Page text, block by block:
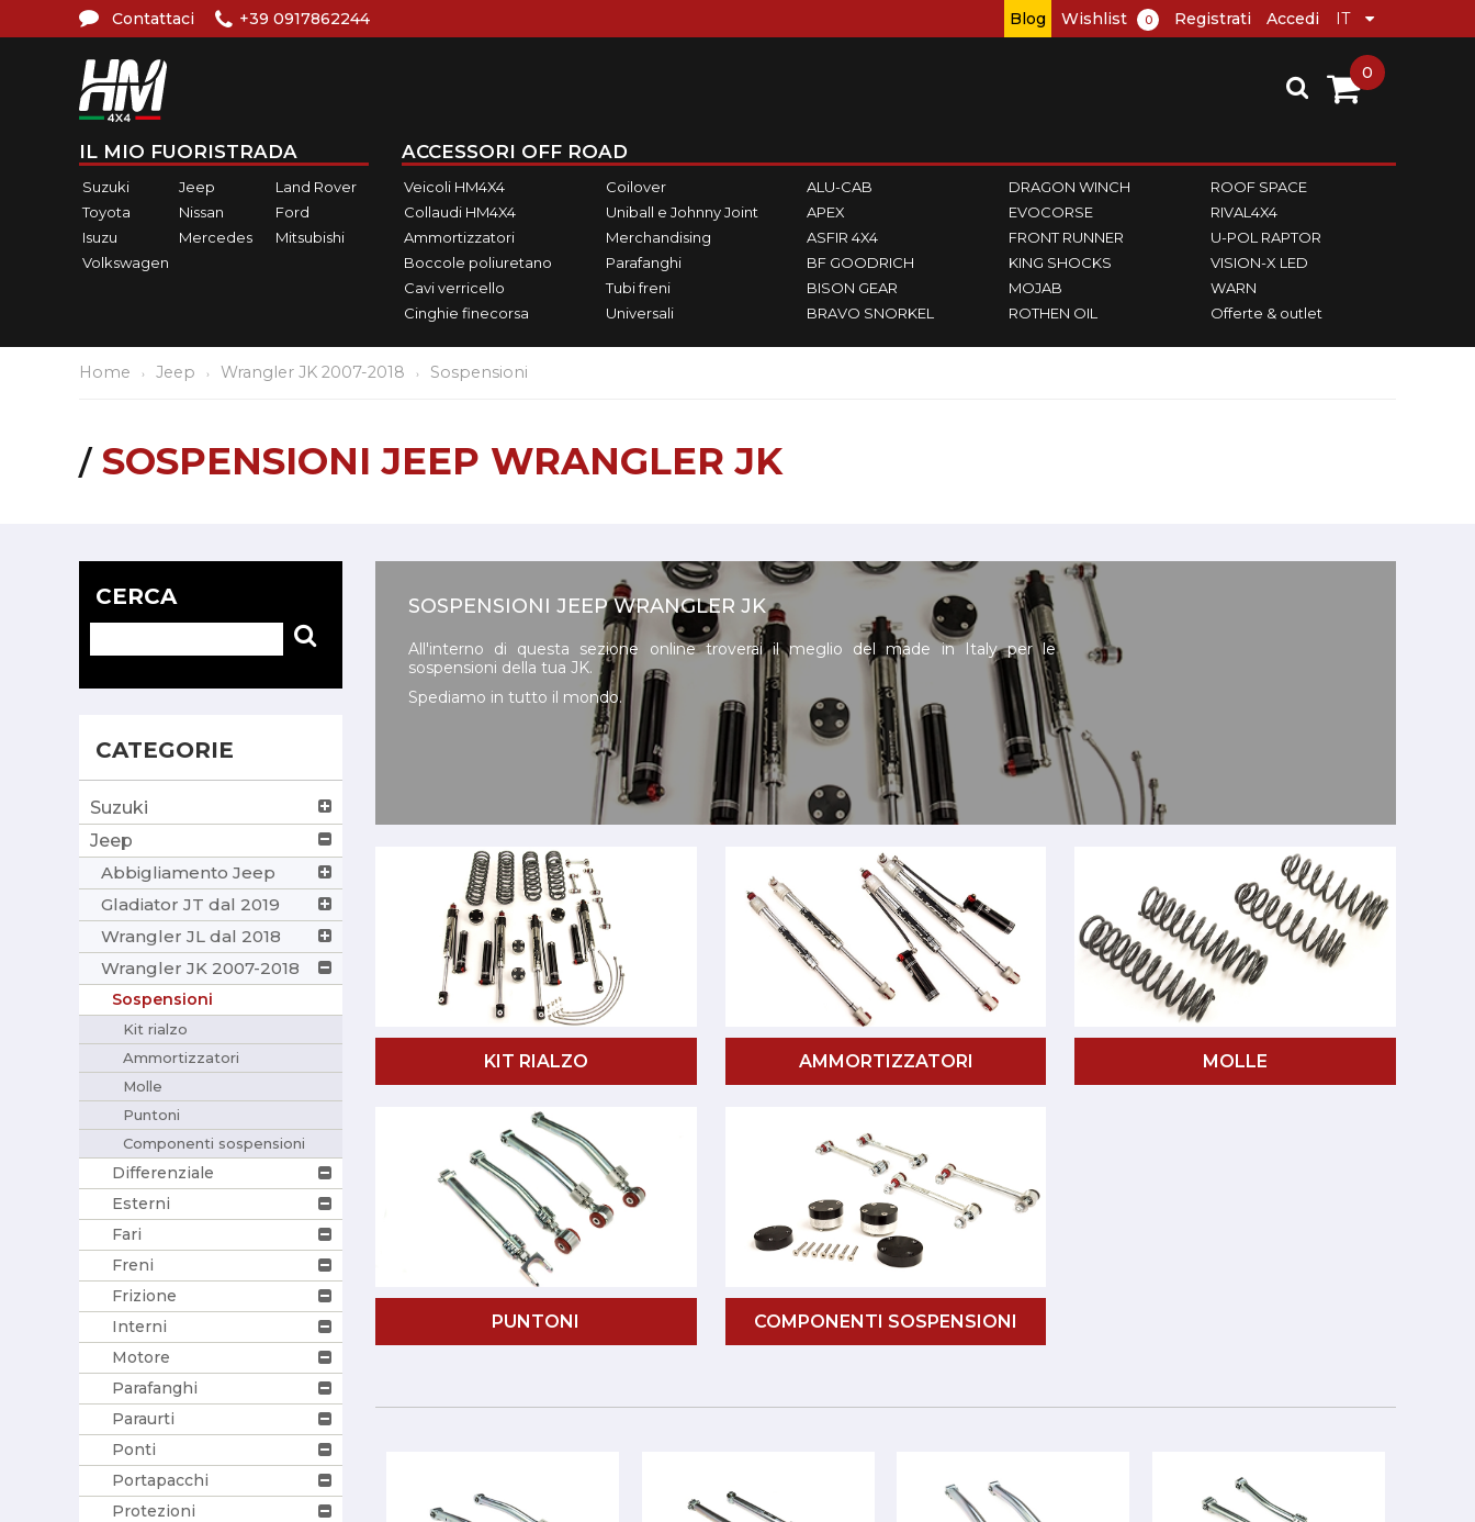
Contattaci +39 0917862244 Blog Wishlist 0 Registrati Accedi
IL MIO FUORISTRADA
Suzuki Jeep
Land Rover
Toyota
Nissan
Ford
Isuzu
Mercedes
Mitsubishi
Volkswagen
ACCESSORI OFF ROAD
Veicoli HM4X4
Collaudi HM4X4
Ammortizzatori
Boccole poliuretano
Cavi verricello
Cinghie finecorsa
Coilover
Uniball e Johnny Joint
Merchandising
Parafanghi
Tubi freni
Universali
ALU-CAB
APEX
ASFIR 4X4
BF GOODRICH
BISON GEAR
BRAVO SNORKEL
DRAGON WINCH
EVOCORSE
FRONT RUNNER
KING SHOCKS
MOJAB
ROTHEN OIL
ROOF SPACE
RIVAL4X4
U-POL RAPTOR
VISION-X LED
WARN
Offerte & outlet
0
Home Jeep Wrangler JK 2007-2018 Sospensioni
SOSPENSIONI JEEP WRANGLER JK
CERCA
CATEGORIE
Suzuki
Jeep
Abbigliamento Jeep
Gladiator JT dal 2019
Wrangler JL dal 2018
Wrangler JK 2007-2018
Sospensioni
Kit rialzo
Ammortizzatori
Molle
Puntoni
Componenti sospensioni
Differenziale
Esterni
Fari
Freni
Frizione
Interni
Motore
Parafanghi
Paraurti
Ponti
Portapacchi
Protezioni
SOSPENSIONI JEEP WRANGLER JK
All'interno di questa sezione online troverai il meglio del made in Italy per le
sospensioni della tua JK.
Spediamo in tutto il mondo.
KIT RIALZO AMMORTIZZATORI MOLLE
PUNTONI COMPONENTI SOSPENSIONI